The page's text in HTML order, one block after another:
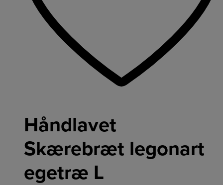
Håndlavet
Skærebræt legonart
egetræ L